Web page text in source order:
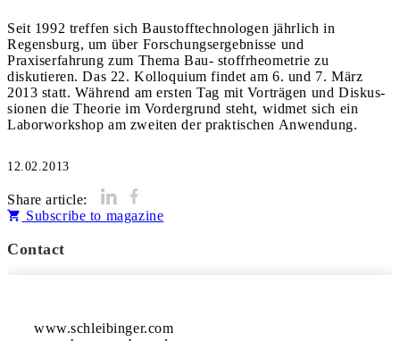
Seit 1992 treffen sich Baustofftechnologen jährlich in
Regensburg, um über Forschungsergebnisse und
Praxiserfahrung zum Thema Bau- stoffrheometrie zu
diskutieren. Das 22. Kolloquium findet am 6. und 7. März
2013 statt. Während am ersten Tag mit Vorträgen und Diskus-
sionen die Theorie im Vordergrund steht, widmet sich ein
Laborworkshop am zweiten der praktischen Anwendung.
12.02.2013
Share article:
Subscribe to magazine
Contact
www.schleibinger.com